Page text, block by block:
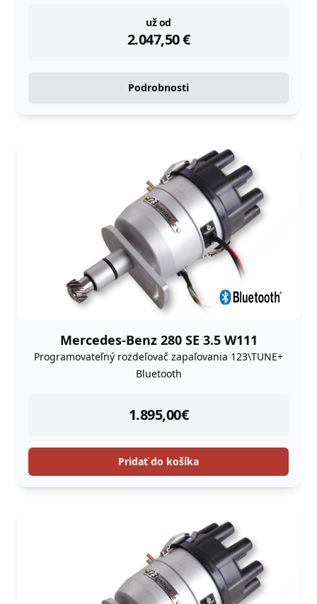
už od
2.047,50€
instock
Podrobnosti
Mercedes-Benz 280 SE 3.5 W111
Programovateľný rozdeľovač zapaľovania 123\TUNE+
Bluetooth
1.895,00€
instock
Pridať do košíka